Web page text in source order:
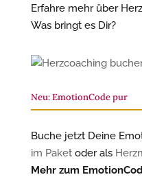
Erfahre mehr über
Was bringt es Dir?
Neu: EmotionCode pur
Buche jetzt Deine
im Paketoder als
Mehr zum